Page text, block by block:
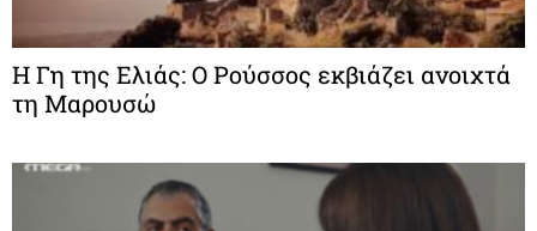
Η Γη της Ελιάς: Ο Ρούσσος εκβιάζει ανοιχτά
τη Μαρουσώ